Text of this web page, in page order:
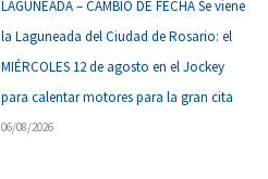
LAGUNEADA – CAMBIO DE FECHA Se viene
la Laguneada del Ciudad de Rosario: el
MIÉRCOLES 12 de agosto en el Jockey
para calentar motores para la gran cita
06/08/2026